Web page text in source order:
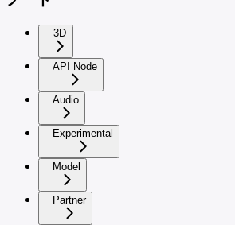
3D
API Node
Audio
Experimental
Model
Partner